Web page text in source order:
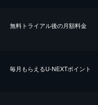
無料トライアル後の⽉額料金
毎⽉もらえるU-NEXTポイント